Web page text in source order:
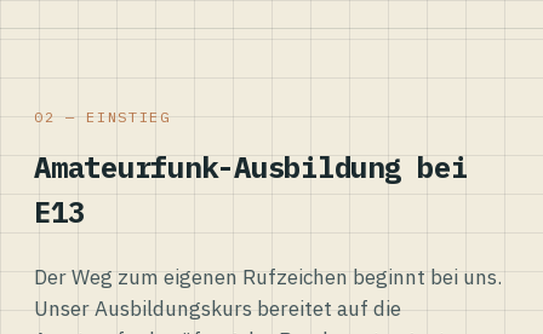
02 — EINSTIEG
Amateurfunk-Ausbildung bei
E13
Der Weg zum eigenen Rufzeichen beginnt bei uns.
Unser Ausbildungskurs bereitet auf die